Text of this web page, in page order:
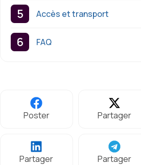
Accès et transport
FAQ
Poster Partager
Partager Partager